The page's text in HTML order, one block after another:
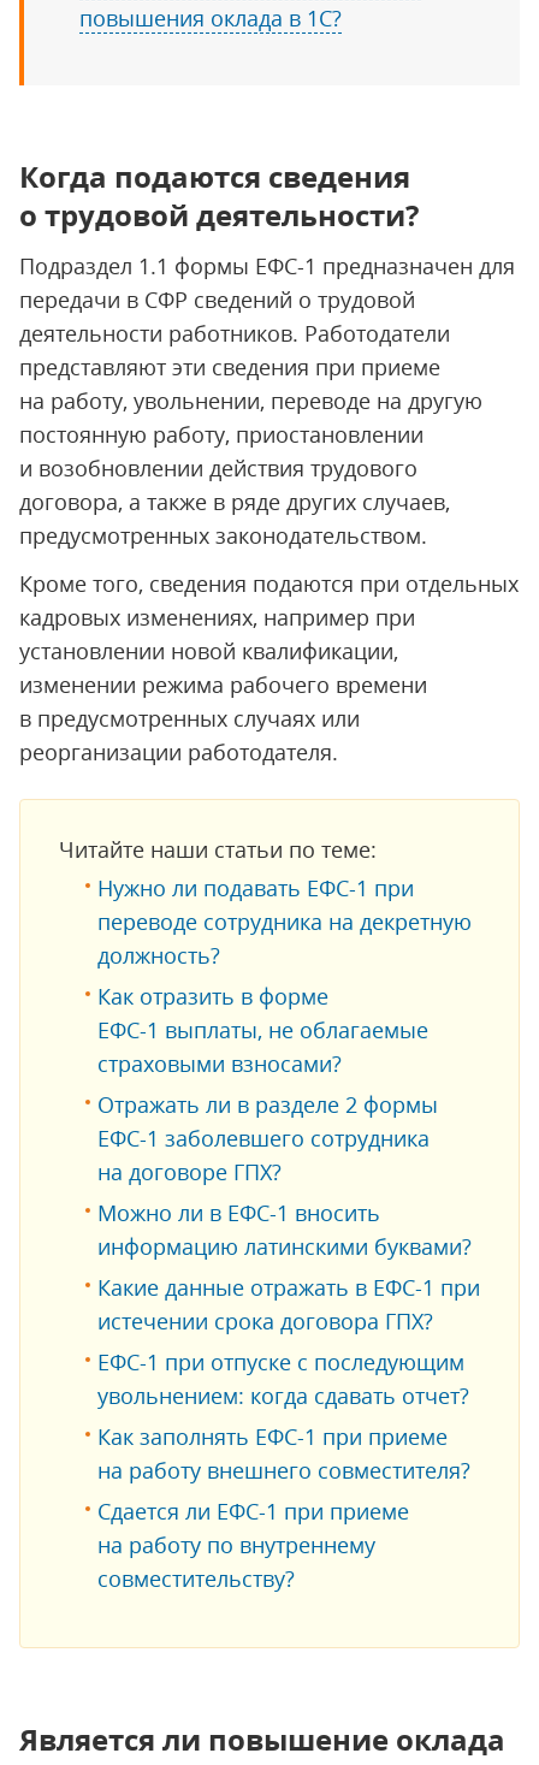
повышения оклада в 1С?
Когда подаются сведения
о трудовой деятельности?
Подраздел 1.1 формы ЕФС-1 предназначен для
передачи в СФР сведений о трудовой
деятельности работников. Работодатели
представляют эти сведения при приеме
на работу, увольнении, переводе на другую
постоянную работу, приостановлении
и возобновлении действия трудового
договора, а также в ряде других случаев,
предусмотренных законодательством.
Кроме того, сведения подаются при отдельных
кадровых изменениях, например при
установлении новой квалификации,
изменении режима рабочего времени
в предусмотренных случаях или
реорганизации работодателя.
Читайте наши статьи по теме:
Нужно ли подавать ЕФС-1 при
переводе сотрудника на декретную
должность?
Как отразить в форме
ЕФС-1 выплаты, не облагаемые
страховыми взносами?
Отражать ли в разделе 2 формы
ЕФС-1 заболевшего сотрудника
на договоре ГПХ?
Можно ли в ЕФС-1 вносить
информацию латинскими буквами?
Какие данные отражать в ЕФС-1 при
истечении срока договора ГПХ?
ЕФС-1 при отпуске с последующим
увольнением: когда сдавать отчет?
Как заполнять ЕФС-1 при приеме
на работу внешнего совместителя?
Сдается ли ЕФС-1 при приеме
на работу по внутреннему
совместительству?
Является ли повышение оклада